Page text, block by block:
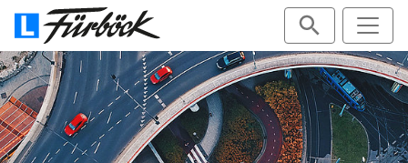
Skip navigation